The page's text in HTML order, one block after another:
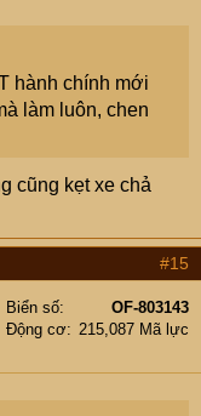
hành chính mới
làm luôn, chen
cũng kẹt xe chả
#15
Biển số
OF-803143
Động cơ
215,087 Mã lực